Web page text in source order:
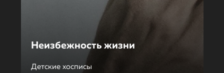
Неизбежность жизни
Детские хосписы